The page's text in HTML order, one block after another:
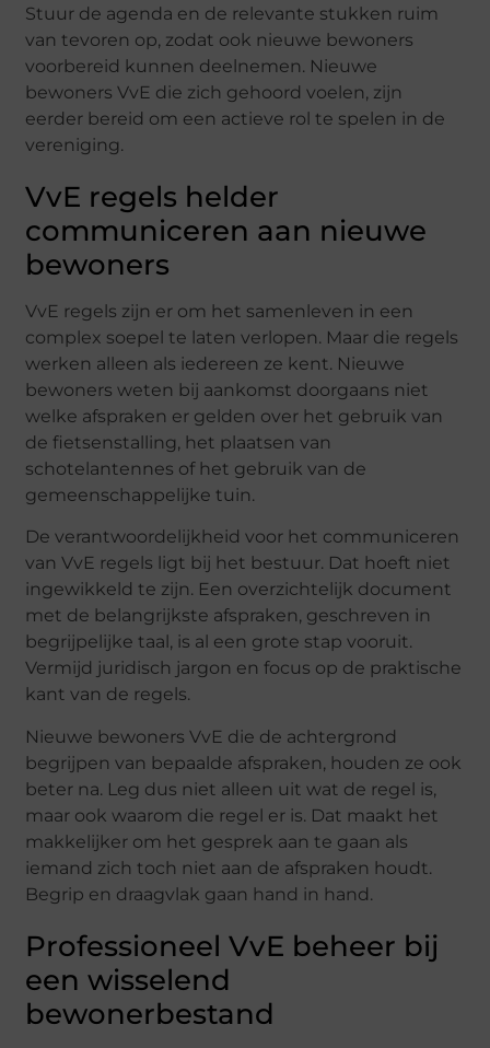
Stuur de agenda en de relevante stukken ruim
van tevoren op, zodat ook nieuwe bewoners
voorbereid kunnen deelnemen. Nieuwe
bewoners VvE die zich gehoord voelen, zijn
eerder bereid om een actieve rol te spelen in de
vereniging.
VvE regels helder
communiceren aan nieuwe
bewoners
VvE regels zijn er om het samenleven in een
complex soepel te laten verlopen. Maar die regels
werken alleen als iedereen ze kent. Nieuwe
bewoners weten bij aankomst doorgaans niet
welke afspraken er gelden over het gebruik van
de fietsenstalling, het plaatsen van
schotelantennes of het gebruik van de
gemeenschappelijke tuin.
De verantwoordelijkheid voor het communiceren
van VvE regels ligt bij het bestuur. Dat hoeft niet
ingewikkeld te zijn. Een overzichtelijk document
met de belangrijkste afspraken, geschreven in
begrijpelijke taal, is al een grote stap vooruit.
Vermijd juridisch jargon en focus op de praktische
kant van de regels.
Nieuwe bewoners VvE die de achtergrond
begrijpen van bepaalde afspraken, houden ze ook
beter na. Leg dus niet alleen uit wat de regel is,
maar ook waarom die regel er is. Dat maakt het
makkelijker om het gesprek aan te gaan als
iemand zich toch niet aan de afspraken houdt.
Begrip en draagvlak gaan hand in hand.
Professioneel VvE beheer bij
een wisselend
bewonerbestand